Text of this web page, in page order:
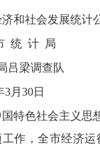
和社会发展统计
统 计 局
吕梁调查队
3月 30日
特色社会主义思
作 ，全市经济运